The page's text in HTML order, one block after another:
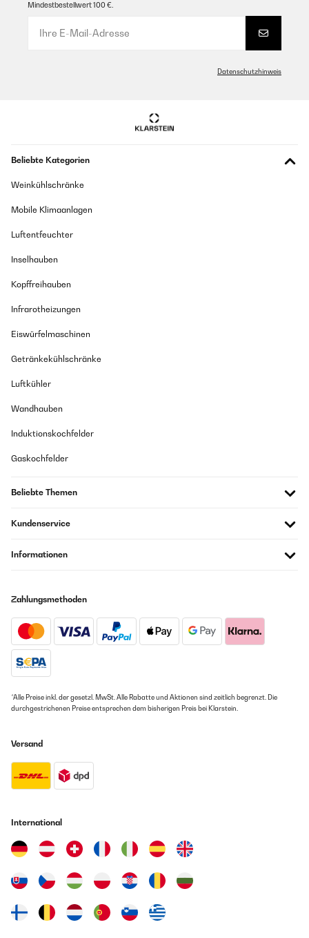
Mindestbestellwert 100 €.
Datenschutzhinweis
Beliebte Kategorien
Weinkühlschränke
Mobile Klimaanlagen
Luftentfeuchter
Inselhauben
Kopffreihauben
Infrarotheizungen
Eiswürfelmaschinen
Getränkekühlschränke
Luftkühler
Wandhauben
Induktionskochfelder
Gaskochfelder
Beliebte Themen
Kundenservice
Informationen
Zahlungsmethoden
*Alle Preise inkl. der gesetzl. MwSt. Alle Rabatte und Aktionen sind zeitlich begrenzt. Die
durchgestrichenen Preise entsprechen dem bisherigen Preis bei Klarstein.
Versand
International